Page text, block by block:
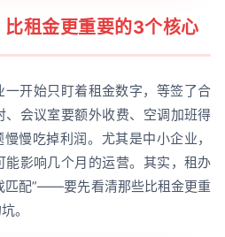
租金更重要的3个核心
一开始只盯着租金数字，等签了合
、会议室要额外收费、空调加班得
慢吃掉利润。尤其是中小企业，
影响几个月的运营。其实，租办
匹配”——要先看清那些比租金更重
。